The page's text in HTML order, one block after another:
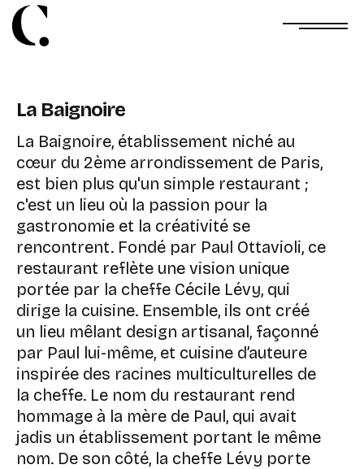
La Baignoire
La Baignoire, établissement niché au
cœur du 2ème arrondissement de Paris,
est bien plus qu'un simple restaurant ;
c'est un lieu où la passion pour la
gastronomie et la créativité se
rencontrent. Fondé par Paul Ottavioli, ce
restaurant reflète une vision unique
portée par la cheffe Cécile Lévy, qui
dirige la cuisine. Ensemble, ils ont créé
un lieu mêlant design artisanal, façonné
par Paul lui-même, et cuisine d’auteure
inspirée des racines multiculturelles de
la cheffe. Le nom du restaurant rend
hommage à la mère de Paul, qui avait
jadis un établissement portant le même
nom. De son côté, la cheffe Lévy porte